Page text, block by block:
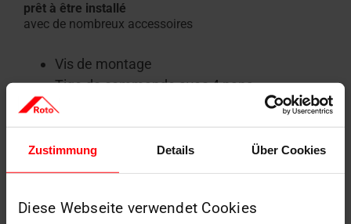
Zustimmung Details Über Cookies
Diese Webseite verwendet Cookies
prêt à être installé
avec de nombreux accessoires
Vis de montage
Tige de commande avec 4 pans
Baguettes de recouvrement enfichables,
blanches (plastique)
Bloc d'isolation et d'étanchéité sur le
caisson d'écoutille*.
Caisson de trappe pré-percé